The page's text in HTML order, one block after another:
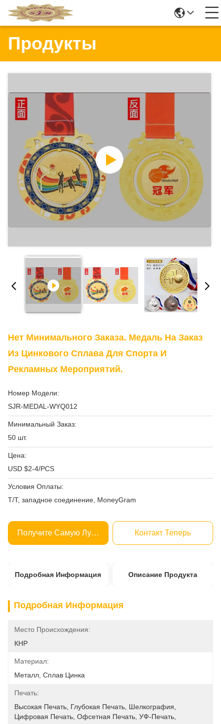
Продукты
Нет Минимального Заказа. Медаль На Заказ
Из Цинкового Сплава Для Спорта И
Рекламных Мероприятий.
Номер Модели:
SJR-MEDAL-WYQ012
Минимальный Заказ:
50 шт.
Цена:
USD $2-4/PCS
Условия Оплаты:
T/T, западное соединение, MoneyGram
Получите Самую Лучшую Цену Контакт Теперь
Подробная Информация Описание Продукта
Подробная Информация
Место Происхождения:
КНР
Материал:
Металл, Сплав Цинка
Печать:
Высокая Печать, Глубокая Печать, Шелкография,
Цифровая Печать, Офсетная Печать, УФ-Печать,